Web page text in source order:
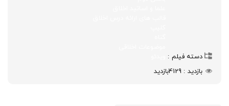
دسته فیلم
بازدید
4129بازدید